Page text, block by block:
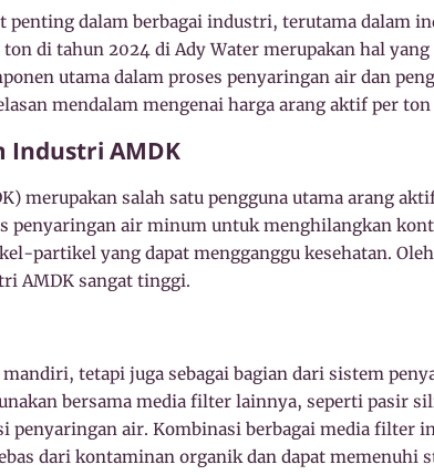
penting dalam berbagai industri, terutama dalam
di tahun 2024 di Ady Water merupakan hal
utama dalam proses penyaringan air dan
mendalam mengenai harga arang aktif per ton
Industri AMDK
merupakan salah satu pengguna utama arang
penyaringan air minum untuk menghilangkan
partikel yang dapat mengganggu kesehatan.
AMDK sangat tinggi.
tetapi juga sebagai bagian dari sistem
bersama media filter lainnya, seperti pasir
penyaringan air. Kombinasi berbagai media filter
dari kontaminan organik dan dapat memenuhi